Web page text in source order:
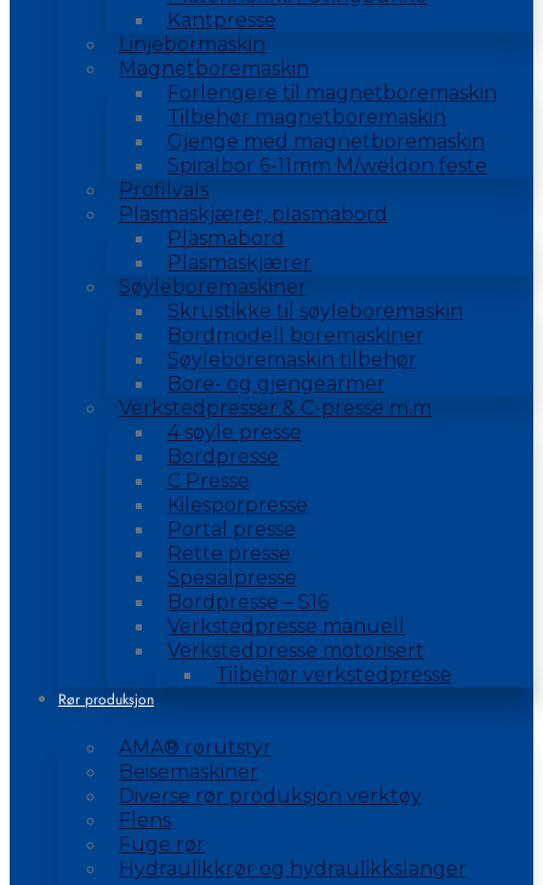
Kantpresse
Linjebormaskin
Magnetboremaskin
Forlengere til magnetboremaskin
Tilbehør magnetboremaskin
Gjenge med magnetboremaskin
Spiralbor 6-11mm M/weldon feste
Profilvals
Plasmaskjærer, plasmabord
Plasmabord
Plasmaskjærer
Søyleboremaskiner
Skrustikke til søyleboremaskin
Bordmodell boremaskiner
Søyleboremaskin tilbehør
Bore- og gjengearmer
Verkstedpresser & C-presse m.m
4 søyle presse
Bordpresse
C Presse
Kilesporpresse
Portal presse
Rette presse
Spesialpresse
Bordpresse – S16
Verkstedpresse manuell
Verkstedpresse motorisert
Tilbehør verkstedpresse
Rør produksjon
AMA® rørutstyr
Beisemaskiner
Diverse rør produksjon verktøy
Flens
Fuge rør
Hydraulikkrør og hydraulikkslanger